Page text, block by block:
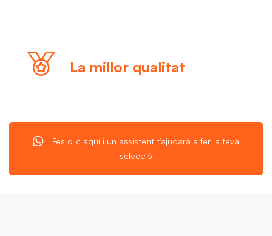
La millor qualitat
Fes clic aquí i un assistent t’ajudarà a fer la teva
selecció